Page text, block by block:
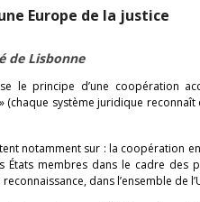
Europe de la justice
de Lisbonne
le principe d’une coopération
(chaque système juridique
notamment sur : la coopération
États membres dans le cadre des
dans l’ensemble de